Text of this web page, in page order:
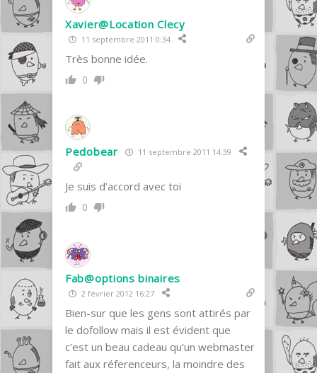
Xavier@Location Clecy
11 septembre 2011 0:34
Très bonne idée.
0
Pedobear 11 septembre 2011 14:39
Je suis d’accord avec toi
0
Fab@options binaires
2 février 2012 16:27
Bien-sur que les gens sont attirés par
le dofollow mais il est évident que
c’est un beau cadeau qu’un webmaster
fait aux réferenceurs, la moindre des